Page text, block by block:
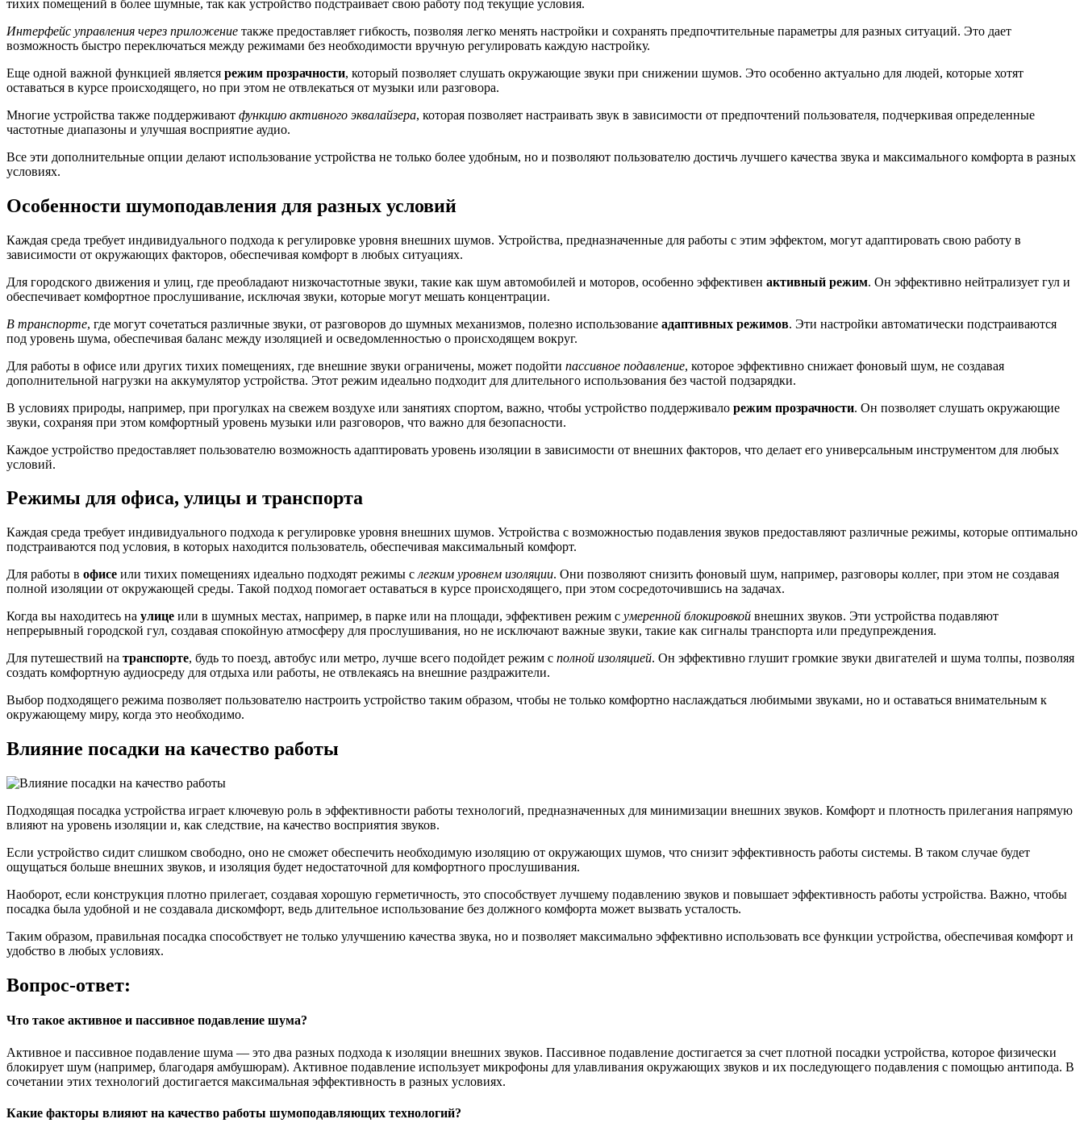
тихих помещений в более шумные, так как устройство подстраивает свою работу под текущие условия.
Интерфейс управления через приложение также предоставляет гибкость, позволяя легко менять настройки и сохранять предпочтительные параметры для разных ситуаций. Это дает
возможность быстро переключаться между режимами без необходимости вручную регулировать каждую настройку.
Еще одной важной функцией является режим прозрачности, который позволяет слушать окружающие звуки при снижении шумов. Это особенно актуально для людей, которые хотят
оставаться в курсе происходящего, но при этом не отвлекаться от музыки или разговора.
Многие устройства также поддерживают функцию активного эквалайзера, которая позволяет настраивать звук в зависимости от предпочтений пользователя, подчеркивая определенные
частотные диапазоны и улучшая восприятие аудио.
Все эти дополнительные опции делают использование устройства не только более удобным, но и позволяют пользователю достичь лучшего качества звука и максимального комфорта в разных
условиях.
Особенности шумоподавления для разных условий
Каждая среда требует индивидуального подхода к регулировке уровня внешних шумов. Устройства, предназначенные для работы с этим эффектом, могут адаптировать свою работу в
зависимости от окружающих факторов, обеспечивая комфорт в любых ситуациях.
Для городского движения и улиц, где преобладают низкочастотные звуки, такие как шум автомобилей и моторов, особенно эффективен активный режим. Он эффективно нейтрализует гул и
обеспечивает комфортное прослушивание, исключая звуки, которые могут мешать концентрации.
В транспорте, где могут сочетаться различные звуки, от разговоров до шумных механизмов, полезно использование адаптивных режимов. Эти настройки автоматически подстраиваются
под уровень шума, обеспечивая баланс между изоляцией и осведомленностью о происходящем вокруг.
Для работы в офисе или других тихих помещениях, где внешние звуки ограничены, может подойти пассивное подавление, которое эффективно снижает фоновый шум, не создавая
дополнительной нагрузки на аккумулятор устройства. Этот режим идеально подходит для длительного использования без частой подзарядки.
В условиях природы, например, при прогулках на свежем воздухе или занятиях спортом, важно, чтобы устройство поддерживало режим прозрачности. Он позволяет слушать окружающие
звуки, сохраняя при этом комфортный уровень музыки или разговоров, что важно для безопасности.
Каждое устройство предоставляет пользователю возможность адаптировать уровень изоляции в зависимости от внешних факторов, что делает его универсальным инструментом для любых
условий.
Режимы для офиса, улицы и транспорта
Каждая среда требует индивидуального подхода к регулировке уровня внешних шумов. Устройства с возможностью подавления звуков предоставляют различные режимы, которые оптимально
подстраиваются под условия, в которых находится пользователь, обеспечивая максимальный комфорт.
Для работы в офисе или тихих помещениях идеально подходят режимы с легким уровнем изоляции. Они позволяют снизить фоновый шум, например, разговоры коллег, при этом не создавая
полной изоляции от окружающей среды. Такой подход помогает оставаться в курсе происходящего, при этом сосредоточившись на задачах.
Когда вы находитесь на улице или в шумных местах, например, в парке или на площади, эффективен режим с умеренной блокировкой внешних звуков. Эти устройства подавляют
непрерывный городской гул, создавая спокойную атмосферу для прослушивания, но не исключают важные звуки, такие как сигналы транспорта или предупреждения.
Для путешествий на транспорте, будь то поезд, автобус или метро, лучше всего подойдет режим с полной изоляцией. Он эффективно глушит громкие звуки двигателей и шума толпы, позволяя
создать комфортную аудиосреду для отдыха или работы, не отвлекаясь на внешние раздражители.
Выбор подходящего режима позволяет пользователю настроить устройство таким образом, чтобы не только комфортно наслаждаться любимыми звуками, но и оставаться внимательным к
окружающему миру, когда это необходимо.
Влияние посадки на качество работы
Подходящая посадка устройства играет ключевую роль в эффективности работы технологий, предназначенных для минимизации внешних звуков. Комфорт и плотность прилегания напрямую
влияют на уровень изоляции и, как следствие, на качество восприятия звуков.
Если устройство сидит слишком свободно, оно не сможет обеспечить необходимую изоляцию от окружающих шумов, что снизит эффективность работы системы. В таком случае будет
ощущаться больше внешних звуков, и изоляция будет недостаточной для комфортного прослушивания.
Наоборот, если конструкция плотно прилегает, создавая хорошую герметичность, это способствует лучшему подавлению звуков и повышает эффективность работы устройства. Важно, чтобы
посадка была удобной и не создавала дискомфорт, ведь длительное использование без должного комфорта может вызвать усталость.
Таким образом, правильная посадка способствует не только улучшению качества звука, но и позволяет максимально эффективно использовать все функции устройства, обеспечивая комфорт и
удобство в любых условиях.
Вопрос-ответ:
Что такое активное и пассивное подавление шума?
Активное и пассивное подавление шума — это два разных подхода к изоляции внешних звуков. Пассивное подавление достигается за счет плотной посадки устройства, которое физически
блокирует шум (например, благодаря амбушюрам). Активное подавление использует микрофоны для улавливания окружающих звуков и их последующего подавления с помощью антипода. В
сочетании этих технологий достигается максимальная эффективность в разных условиях.
Какие факторы влияют на качество работы шумоподавляющих технологий?